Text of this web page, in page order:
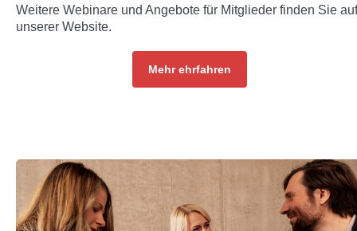
Weitere Webinare und Angebote für Mitglieder finden Sie auf
unserer Website.
Mehr ehrfahren